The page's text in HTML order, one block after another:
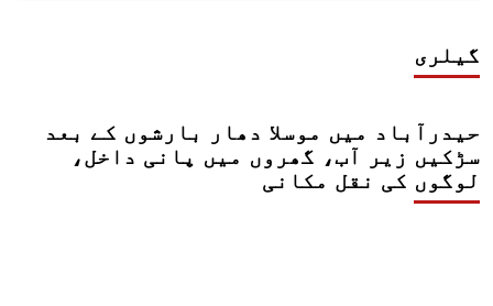
گیلری
حیدرآباد میں موسلا دھار بارشوں کے بعد
سڑکیں زیر آب، گھروں میں پانی داخل،
لوگوں کی نقل مکانی